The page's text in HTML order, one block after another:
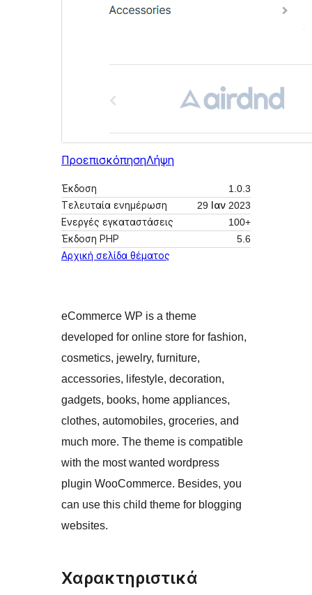
ΠροεπισκόπησηΛήψη
Έκδοση
1.0.3
Τελευταία ενημέρωση
29 Ιαν 2023
Ενεργές εγκαταστάσεις
100+
Έκδοση ΡΗΡ
5.6
Αρχική σελίδα θέματος
eCommerce WP is a theme
developed for online store for fashion,
cosmetics, jewelry, furniture,
accessories, lifestyle, decoration,
gadgets, books, home appliances,
clothes, automobiles, groceries, and
much more. The theme is compatible
with the most wanted wordpress
plugin WooCommerce. Besides, you
can use this child theme for blogging
websites.
Χαρακτηριστικά